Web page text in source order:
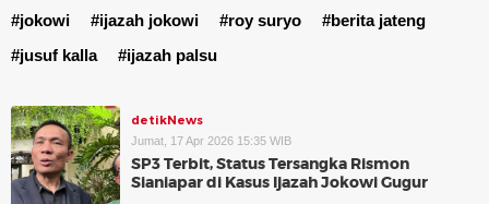
#jokowi #ijazah jokowi #roy suryo
#berita jateng
#jusuf kalla
#ijazah palsu
detikNews
Jumat, 17 Apr 2026 15:35 WIB
SP3 Terbit, Status Tersangka Rismon
Sianiapar di Kasus Ijazah Jokowi Gugur